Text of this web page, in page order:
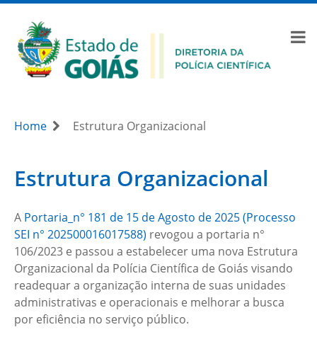
Home Estrutura Organizacional
Estrutura Organizacional
A Portaria_n° 181 de 15 de Agosto de 2025 (Processo
SEI n° 202500016017588) revogou a portaria n°
106/2023 e passou a estabelecer uma nova Estrutura
Organizacional da Polícia Científica de Goiás visando
readequar a organização interna de suas unidades
administrativas e operacionais e melhorar a busca
por eficiência no serviço público.